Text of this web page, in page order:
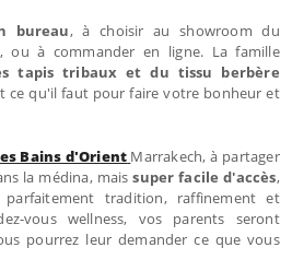
bureau, à choisir au showroom du
ou à commander en ligne. La famille
tapis tribaux et du tissu berbère
ce qu'il faut pour faire votre bonheur et
Bains d'Orient Marrakech, à partager
la médina, maissuper facile d'accès,
parfaitement tradition, raffinement et
vous wellness, vos parents seront
pourrez leur demander ce que vous